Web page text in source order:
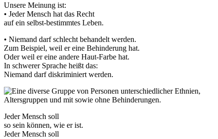
Unsere Meinung ist:
• Jeder Mensch hat das Recht
auf ein selbst-bestimmtes Leben.
• Niemand darf schlecht behandelt werden.
Zum Beispiel, weil er eine Behinderung hat.
Oder weil er eine andere Haut-Farbe hat.
In schwerer Sprache heißt das:
Niemand darf diskriminiert werden.
Jeder Mensch soll
so sein können, wie er ist.
Jeder Mensch soll